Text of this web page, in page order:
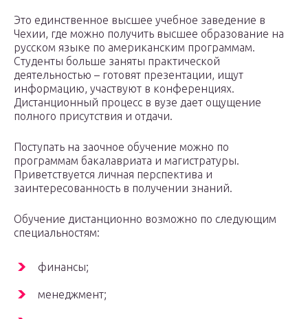
Это единственное высшее учебное заведение в
Чехии, где можно получить высшее образование на
русском языке по американским программам.
Студенты больше заняты практической
деятельностью – готовят презентации, ищут
информацию, участвуют в конференциях.
Дистанционный процесс в вузе дает ощущение
полного присутствия и отдачи.
Поступать на заочное обучение можно по
программам бакалавриата и магистратуры.
Приветствуется личная перспектива и
заинтересованность в получении знаний.
Обучение дистанционно возможно по следующим
специальностям:
финансы;
менеджмент;